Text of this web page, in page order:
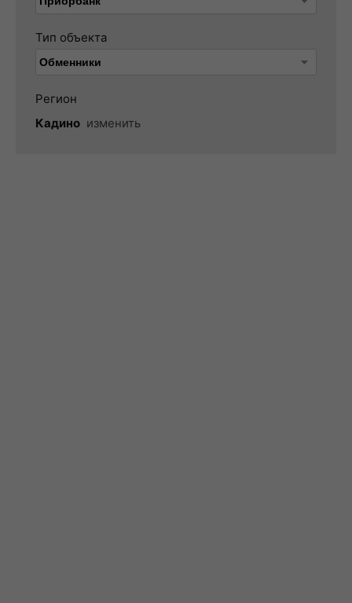
Тип объекта
Регион
Кадино изменить